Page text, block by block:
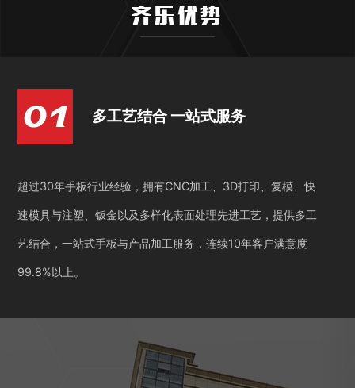
齐乐优势
多工艺结合 一站式服务
超过30年手板行业经验，拥有CNC加工、3D打印、复模、快
速模具与注塑、钣金以及多样化表面处理先进工艺，提供多工
艺结合，一站式手板与产品加工服务，连续10年客户满意度
99.8%以上。